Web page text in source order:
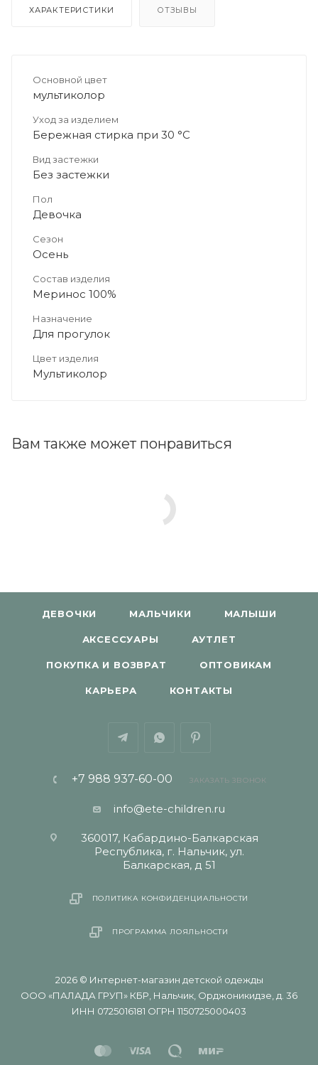
ХАРАКТЕРИСТИКИ ОТЗЫВЫ
Основной цвет
мультиколор
Уход за изделием
Бережная стирка при 30 °C
Вид застежки
Без застежки
Пол
Девочка
Сезон
Осень
Состав изделия
Меринос 100%
Назначение
Для прогулок
Цвет изделия
Мультиколор
Вам также может понравиться
ДЕВОЧКИ МАЛЬЧИКИ МАЛЫШИ
АКСЕССУАРЫ АУТЛЕТ
ПОКУПКА И ВОЗВРАТ ОПТОВИКАМ
КАРЬЕРА КОНТАКТЫ
+7 988 937-60-00 ЗАКАЗАТЬ ЗВОНОК
info@ete-children.ru
360017, Кабардино-Балкарская
Республика, г. Нальчик, ул.
Балкарская, д 51
ПОЛИТИКА КОНФИДЕНЦИАЛЬНОСТИ
ПРОГРАММА ЛОЯЛЬНОСТИ
2026 © Интернет-магазин детской одежды
ООО «ПАЛАДА ГРУП» КБР, Нальчик, Орджоникидзе, д. 36
ИНН 0725016181 ОГРН 1150725000403